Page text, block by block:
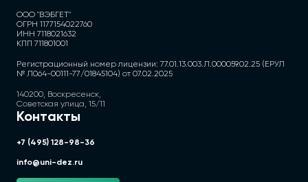
ООО "ВЭБГЕТ"
ОГРН 1177154022760
ИНН 7118021632
КПП 711801001
Регистрационный номер лицензии: 77.01.13.003.Л.000059.02.25 (ЕРУЛ
№ Л064-00111-77/01845104) от 07.02.2025
140200, Воскресенск,
Советская улица, 15/11
Контакты
+7 (495) 128-98-36
info@uni-dez.ru